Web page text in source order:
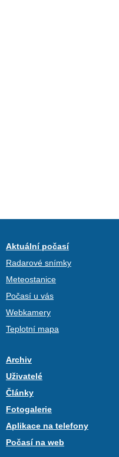
Aktuální počasí
Radarové snímky
Meteostanice
Počasí u vás
Webkamery
Teplotní mapa
Archiv
Uživatelé
Články
Fotogalerie
Aplikace na telefony
Počasí na web